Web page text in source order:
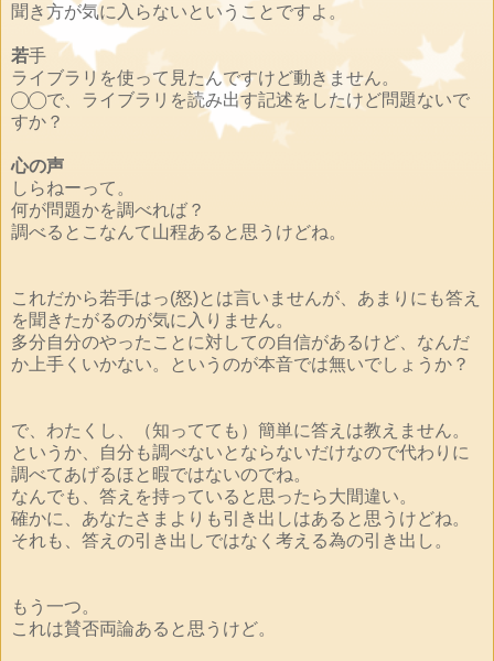
聞き方が気に入らないということですよ。
若手
ライブラリを使って見たんですけど動きません。
◯◯で、ライブラリを読み出す記述をしたけど問題ないで
すか？
心の声
しらねーって。
何が問題かを調べれば？
調べるとこなんて山程あると思うけどね。
これだから若手はっ(怒)とは言いませんが、あまりにも答え
を聞きたがるのが気に入りません。
多分自分のやったことに対しての自信があるけど、なんだ
か上手くいかない。というのが本音では無いでしょうか？
で、わたくし、（知ってても）簡単に答えは教えません。
というか、自分も調べないとならないだけなので代わりに
調べてあげるほと暇ではないのでね。
なんでも、答えを持っていると思ったら大間違い。
確かに、あなたさまよりも引き出しはあると思うけどね。
それも、答えの引き出しではなく考える為の引き出し。
もう一つ。
これは賛否両論あると思うけど。